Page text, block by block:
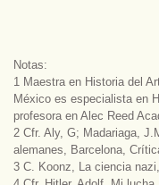
Notas:
1 Maestra en Historia del
México es especialista en
profesora en Alec Reed
2 Cfr. Aly, G; Madariaga,
alemanes, Barcelona,
3 C. Koonz, La ciencia